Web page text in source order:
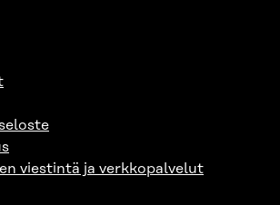
viestintä ja verkkopalvelut